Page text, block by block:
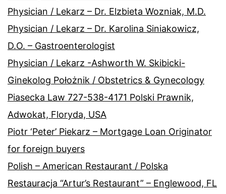
Physician / Lekarz – Dr. Elzbieta Wozniak, M.D.
Physician / Lekarz – Dr. Karolina Siniakowicz,
D.O. – Gastroenterologist
Physician / Lekarz -Ashworth W. Skibicki-
Ginekolog Położnik / Obstetrics & Gynecology
Piasecka Law 727-538-4171 Polski Prawnik,
Adwokat, Floryda, USA
Piotr ‘Peter’ Piekarz – Mortgage Loan Originator
for foreign buyers
Polish – American Restaurant / Polska
Restauracja “Artur’s Restaurant” – Englewood, FL